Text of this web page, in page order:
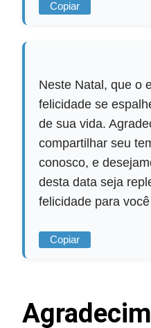
Copiar
Neste Natal, que o
felicidade se
de sua vida.
compartilhar seu
conosco, e
desta data seja
felicidade para
Copiar